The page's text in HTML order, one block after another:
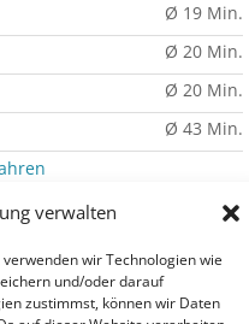
verwalten
wir Technologien wie
und/oder darauf
zustimmst, können wir Daten
Ø 19 Min.
Ø 20 Min.
Ø 20 Min.
Ø 43 Min.
Einfach.de werben